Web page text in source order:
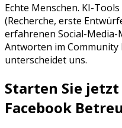
Echte Menschen. KI-
(Recherche, erste
erfahrenen Social-
Antworten im Community
unterscheidet uns.
Starten Sie
Facebook